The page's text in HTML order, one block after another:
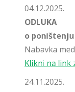
04.12.2025.
ODLUKA
o
Nabavka
Klikni na link
24.11.2025.